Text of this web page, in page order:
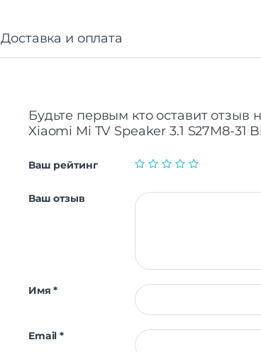
Доставка и оплата
Будьте первым кто оставит отзыв
Xiaomi Mi TV Speaker 3.1 S27M8-31
Ваш рейтинг
Ваш отзыв
Имя*
Email*